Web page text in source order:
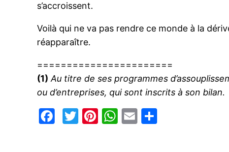
s’accroissent.
Voilà qui ne va pas rendre ce monde à la
réapparaître.
=======================
(1) Au titre de ses programmes
ou d’entreprises, qui sont inscrits à son bilan.
Facebook
Twitter
Pinterest
WhatsApp
Email